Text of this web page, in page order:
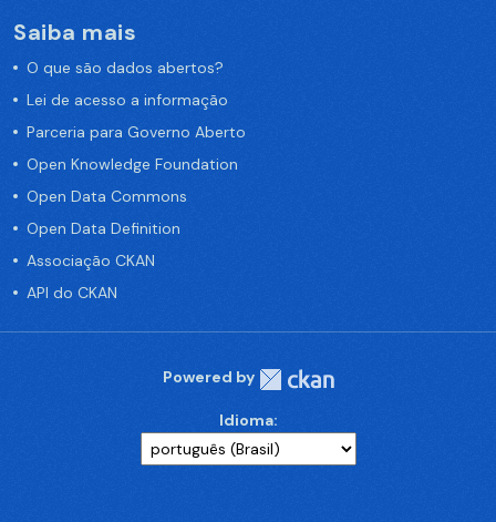
Saiba mais
O que são dados abertos?
Lei de acesso a informação
Parceria para Governo Aberto
Open Knowledge Foundation
Open Data Commons
Open Data Definition
Associação CKAN
API do CKAN
Powered by
Idioma